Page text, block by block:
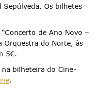
Os bilhetes
de Ano Novo –
Orquestra do Norte, às
5€.
na bilheteira do Cine-
.